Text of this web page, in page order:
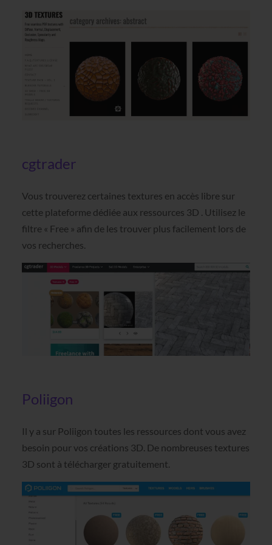
cgtrader
Vous trouverez certaines textures en accès libre sur
cette plateforme dédiée aux ressources 3D . Utilisez le
filtre « Free » afin de les trouver plus facilement lors de
vos recherches.
Poliigon
Il y a sur Poliigon toutes les ressources dont vous avez
besoin pour vos créations 3D. De nombreuses textures
3D sont à télécharger gratuitement.